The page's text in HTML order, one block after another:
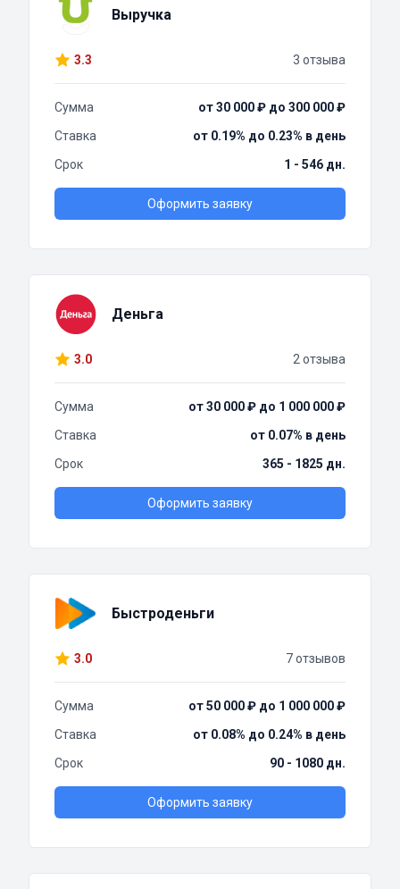
Выручка
3.3 3 отзыва
Сумма
от 30 000 ₽ до 300 000 ₽
Ставка
от 0.19% до 0.23% в день
Срок
1 - 546 дн.
Оформить заявку
Деньга
3.0 2 отзыва
Сумма
от 30 000 ₽ до 1 000 000 ₽
Ставка
от 0.07% в день
Срок
365 - 1825 дн.
Оформить заявку
Быстроденьги
3.0 7 отзывов
Сумма
от 50 000 ₽ до 1 000 000 ₽
Ставка
от 0.08% до 0.24% в день
Срок
90 - 1080 дн.
Оформить заявку